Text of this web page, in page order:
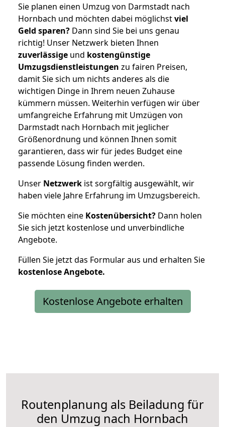
Sie planen einen Umzug von Darmstadt nach
Hornbach und möchten dabei möglichstviel
Geld sparen? Dann sind Sie bei uns genau
richtig! Unser Netzwerk bieten Ihnen
zuverlässige und kostengünstige
Umzugsdienstleistungen zu fairen Preisen,
damit Sie sich um nichts anderes als die
wichtigen Dinge in Ihrem neuen Zuhause
kümmern müssen. Weiterhin verfügen wir über
umfangreiche Erfahrung mit Umzügen von
Darmstadt nach Hornbach mit jeglicher
Größenordnung und können Ihnen somit
garantieren, dass wir für jedes Budget eine
passende Lösung finden werden.
Unser Netzwerk ist sorgfältig ausgewählt, wir
haben viele Jahre Erfahrung im Umzugsbereich.
Sie möchten eine Kostenübersicht? Dann holen
Sie sich jetzt kostenlose und unverbindliche
Angebote.
Füllen Sie jetzt das Formular aus und erhalten Sie
kostenloseAngebote.
Kostenlose Angebote erhalten
Routenplanung als Beiladung für
den Umzug nach Hornbach